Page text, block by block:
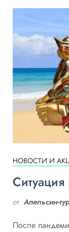
НОВОСТИ И
от Апельсин-
После